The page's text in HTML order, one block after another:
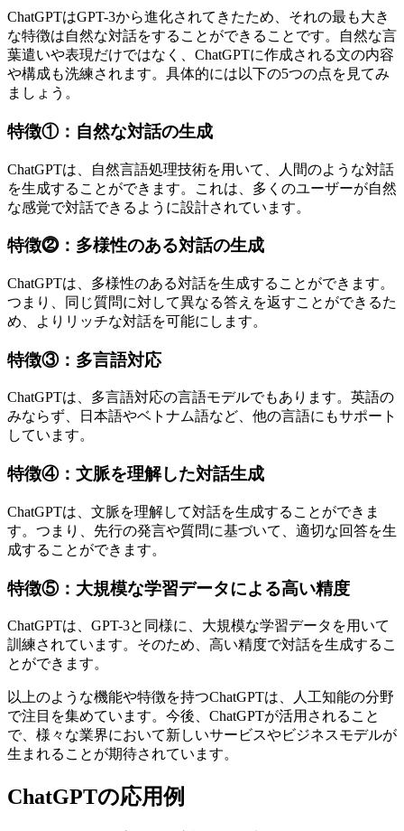
ChatGPTはGPT-3から進化されてきたため、それの最も大き
な特徴は自然な対話をすることができることです。自然な言
葉遣いや表現だけではなく、ChatGPTに作成される文の内容
や構成も洗練されます。具体的には以下の5つの点を見てみ
ましょう。
特徴①：自然な対話の生成
ChatGPTは、自然言語処理技術を用いて、人間のような対話
を生成することができます。これは、多くのユーザーが自然
な感覚で対話できるように設計されています。
特徴⓶：多様性のある対話の生成
ChatGPTは、多様性のある対話を生成することができます。
つまり、同じ質問に対して異なる答えを返すことができるた
め、よりリッチな対話を可能にします。
特徴③：多言語対応
ChatGPTは、多言語対応の言語モデルでもあります。英語の
みならず、日本語やベトナム語など、他の言語にもサポート
しています。
特徴④：文脈を理解した対話生成
ChatGPTは、文脈を理解して対話を生成することができま
す。つまり、先行の発言や質問に基づいて、適切な回答を生
成することができます。
特徴⑤：大規模な学習データによる高い精度
ChatGPTは、GPT-3と同様に、大規模な学習データを用いて
訓練されています。そのため、高い精度で対話を生成するこ
とができます。
以上のような機能や特徴を持つChatGPTは、人工知能の分野
で注目を集めています。今後、ChatGPTが活用されること
で、様々な業界において新しいサービスやビジネスモデルが
生まれることが期待されています。
ChatGPTの応用例